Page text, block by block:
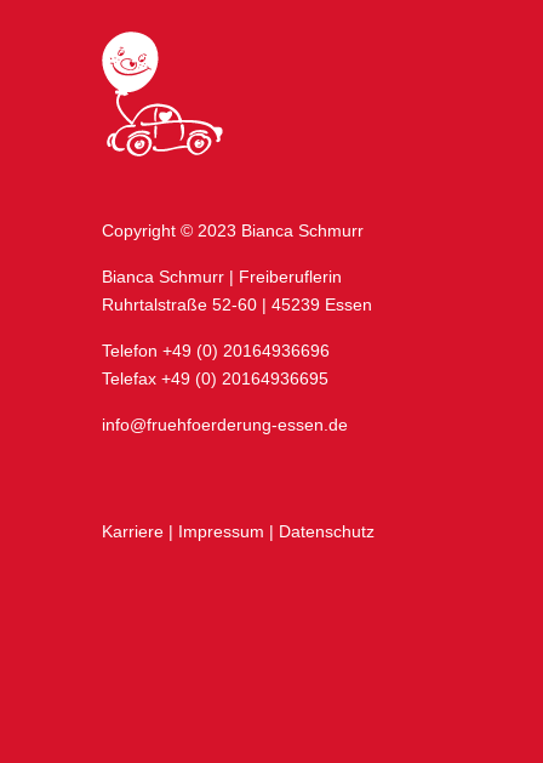
Copyright © 2023 Bianca Schmurr
Bianca Schmurr | Freiberuflerin
Ruhrtalstraße 52-60 | 45239 Essen
Telefon +49 (0) 20164936696
Telefax +49 (0) 20164936695
info@fruehfoerderung-essen.de
Karriere | Impressum | Datenschutz